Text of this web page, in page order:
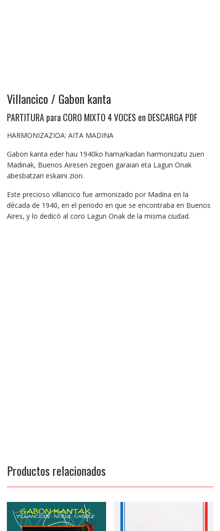
Villancico / Gabon kanta
PARTITURA para CORO MIXTO 4 VOCES en DESCARGA PDF
HARMONIZAZIOA: AITA MADINA
Gabon kanta eder hau 1940ko hamarkadan harmonizatu zuen
Madinak, Buenos Airesen zegoen garaian eta Lagun Onak
abesbatzari eskaini zion.
Este precioso villancico fue armonizado por Madina en la
década de 1940, en el periodo en que se encontraba en Buenos
Aires, y lo dedicó al coro Lagun Onak de la misma ciudad.
Productos relacionados